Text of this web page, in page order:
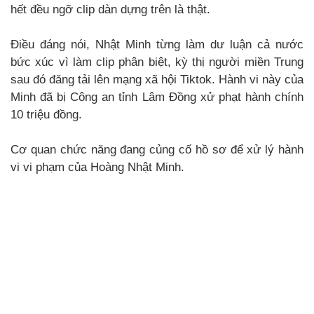
hết đều ngỡ clip dàn dựng trên là thật.
Điều đáng nói, Nhật Minh từng làm dư luận cả nước
bức xúc vì làm clip phân biệt, kỳ thị người miền Trung
sau đó đăng tải lên mạng xã hội Tiktok. Hành vi này của
Minh đã bị Công an tỉnh Lâm Đồng xử phạt hành chính
10 triệu đồng.
Cơ quan chức năng đang củng cố hồ sơ để xử lý hành
vi vi phạm của Hoàng Nhật Minh.